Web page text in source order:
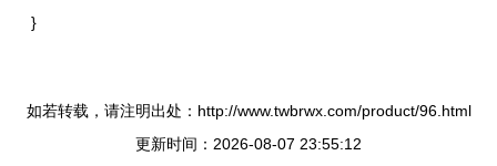
}
如若转载，请注明出处：http://www.twbrwx.com/product/96.html
更新时间：2026-08-07 23:55:12